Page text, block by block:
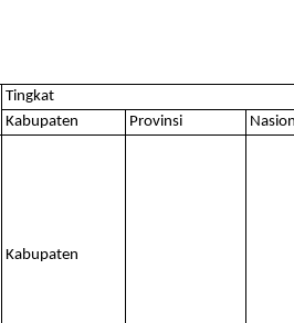
Tingkat
Kabupaten
Provinsi
Kabupaten